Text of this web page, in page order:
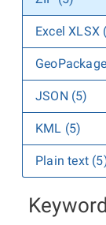
Excel XLSX
JSON (5)
KML (5)
Plain text